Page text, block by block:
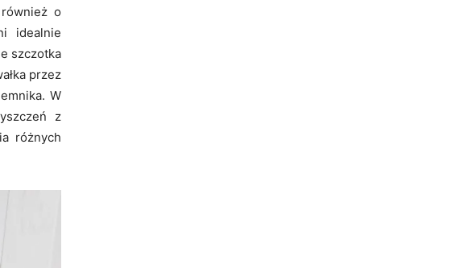
o
idealnie
szczotka
przez
W
z
różnych